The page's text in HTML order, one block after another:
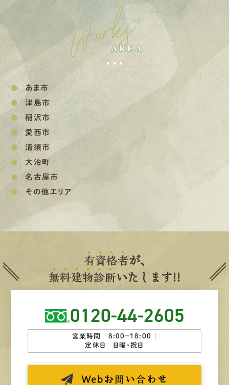
Works
AREA
あま市
津島市
稲沢市
愛西市
清須市
大治町
名古屋市
その他エリア
有資格者が、
無料建物診断いたします!!
0120-44-2605
営業時間 8:00−18:00 ｜
定休日 日曜・祝日
Web お問い合わせ